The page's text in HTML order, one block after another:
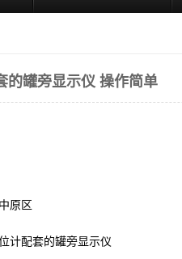
的罐旁显示仪 操作简单
原区
计配套的罐旁显示仪